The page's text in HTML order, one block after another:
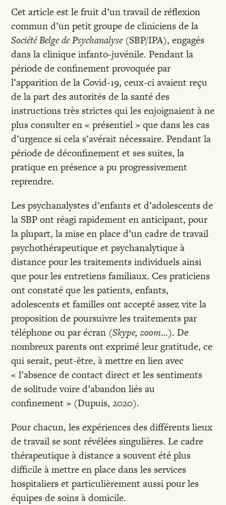
Cet article est le fruit d’un travail de réflexion
commun d’un petit groupe de cliniciens de la
Société Belge de Psychanalyse(SBP/IPA), engagés
dans la clinique infanto-juvénile. Pendant la
période de confinement provoquée par
l’apparition de la Covid-19, ceux-ci avaient reçu
de la part des autorités de la santé des
instructions très strictes qui les enjoignaient à ne
plus consulter en « présentiel » que dans les cas
d’urgence si cela s’avérait nécessaire. Pendant la
période de déconfinement et ses suites, la
pratique en présence a pu progressivement
reprendre.
Les psychanalystes d’enfants et d’adolescents de
la SBP ont réagi rapidement en anticipant, pour
la plupart, la mise en place d’un cadre de travail
psychothérapeutique et psychanalytique à
distance pour les traitements individuels ainsi
que pour les entretiens familiaux. Ces praticiens
ont constaté que les patients, enfants,
adolescents et familles ont accepté assez vite la
proposition de poursuivre les traitements par
téléphone ou par écran (Skype, zoom…). De
nombreux parents ont exprimé leur gratitude, ce
qui serait, peut-être, à mettre en lien avec
« l’absence de contact direct et les sentiments
de solitude voire d’abandon liés au
confinement » (Dupuis, 2020).
Pour chacun, les expériences des différents lieux
de travail se sont révélées singulières. Le cadre
thérapeutique à distance a souvent été plus
difficile à mettre en place dans les services
hospitaliers et particulièrement aussi pour les
équipes de soins à domicile.